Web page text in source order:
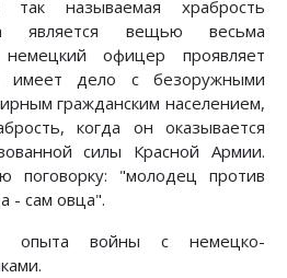
называемая храбрость
является вещью весьма
офицер проявляет
имеет дело с безоружными
гражданским населением,
когда он оказывается
силы Красной Армии.
поговорку: "молодец против
- сам овца".
опыта войны с немецко-